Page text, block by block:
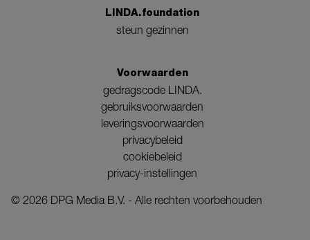
LINDA.foundation
steun gezinnen
Voorwaarden
gedragscode LINDA.
gebruiksvoorwaarden
leveringsvoorwaarden
privacybeleid
cookiebeleid
privacy-instellingen
© 2026 DPG Media B.V. - Alle rechten voorbehouden